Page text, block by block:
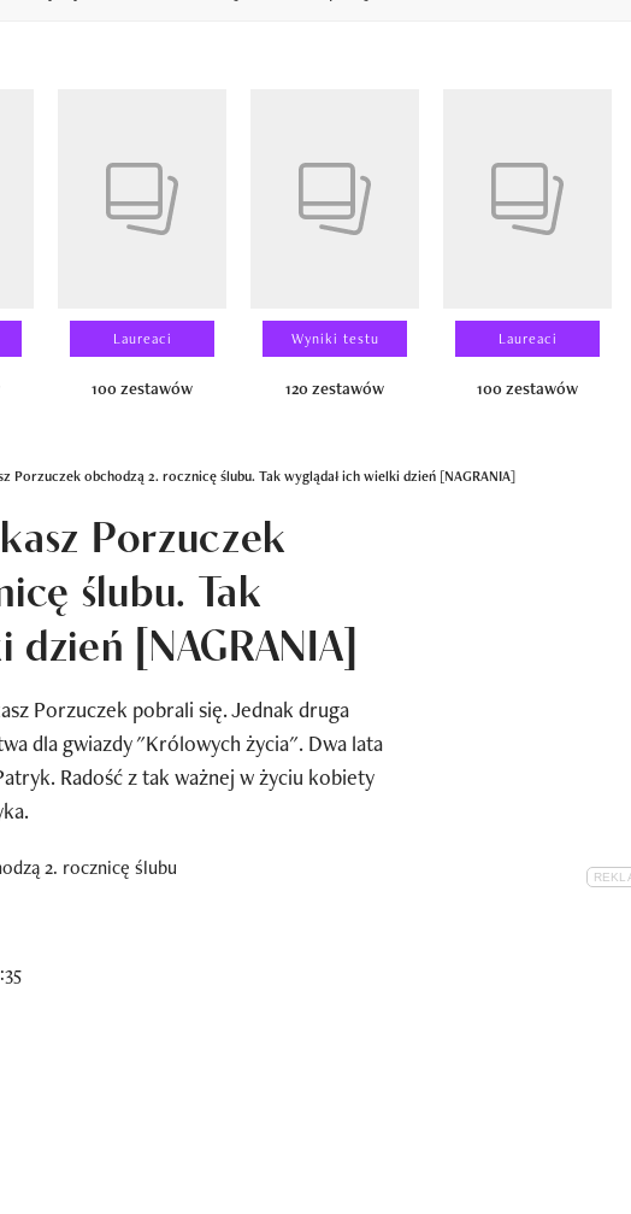
Laureaci
100 zestawów
Wyniki testu
120 zestawów
Laureaci
100 zestawów
Porzuczek obchodzą 2. rocznicę ślubu. Tak wyglądał ich wielki dzień [NAGRANIA]
Porzuczek
ślubu. Tak
dzień [NAGRANIA]
Porzuczek pobrali się. Jednak druga
dla gwiazdy "Królowych życia". Dwa lata
Radość z tak ważnej w życiu kobiety